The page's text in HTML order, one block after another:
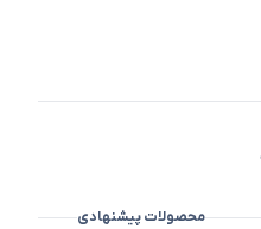
محصولات پیشنهادی